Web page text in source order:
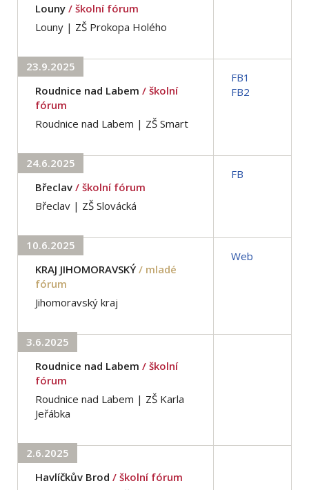
Louny / školní fórum
Louny | ZŠ Prokopa Holého
23.9.2025
Roudnice nad Labem / školní
fórum
Roudnice nad Labem | ZŠ Smart
FB1
FB2
24.6.2025
Břeclav / školní fórum
Břeclav | ZŠ Slovácká
FB
10.6.2025
KRAJ JIHOMORAVSKÝ / mladé
fórum
Jihomoravský kraj
Web
3.6.2025
Roudnice nad Labem / školní
fórum
Roudnice nad Labem | ZŠ Karla
Jeřábka
2.6.2025
Havlíčkův Brod / školní fórum